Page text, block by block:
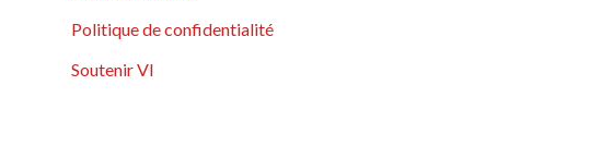
Politique de confidentialité
Soutenir VI